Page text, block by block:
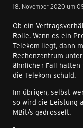
18. November 2020 um
Ob ein
Rolle. Wenn es ein
Telekom liegt, dann
Rechenzentrum
ähnlichen Fall
die Telekom schuld.
Im übrigen, selbst
so wird die Leistung
MBit/s gedrosselt.